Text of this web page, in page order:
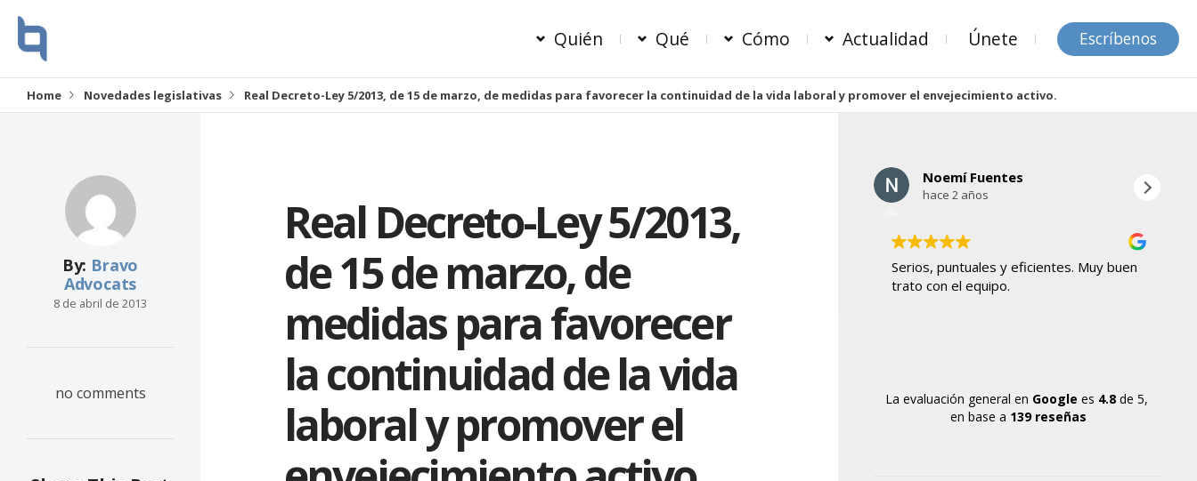
Quién Qué Cómo Actualidad Únete Escríbenos
Home Novedades legislativas Real Decreto-Ley 5/2013, de 15 de marzo, de medidas para favorecer la continuidad de la vida laboral y promover el envejecimiento activo.
By: Bravo
Advocats
8 de abril de 2013
no comments
Real Decreto-Ley 5/2013,
de 15 de marzo, de
medidas para favorecer
la continuidad de la vida
laboral y promover el
Noemí Fuentes
hace 2 años
Serios, puntuales y eficientes. Muy buen
trato con el equipo.
La evaluación general en Google es 4.8 de 5,
en base a 139 reseñas